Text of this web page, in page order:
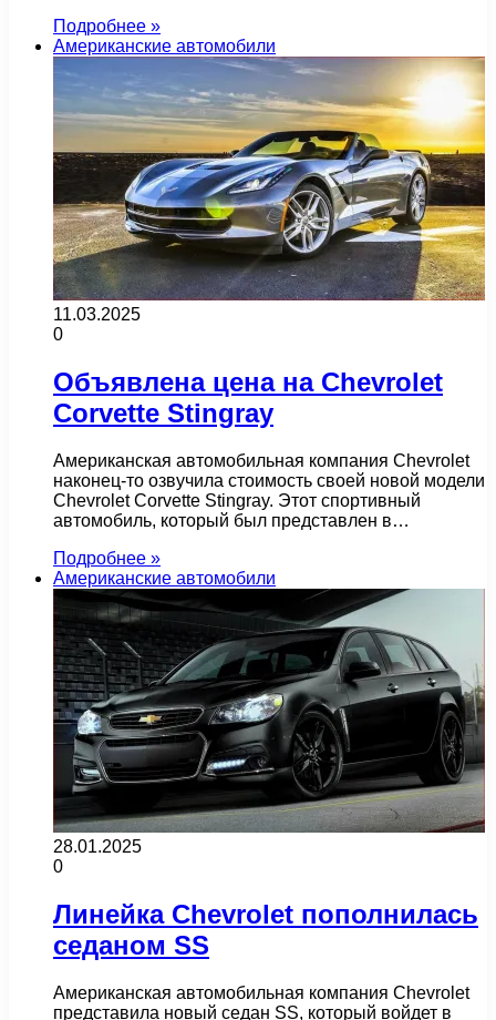
Подробнее »
Американские автомобили
11.03.2025
0
Объявлена цена на Chevrolet
Corvette Stingray
Американская автомобильная компания Chevrolet
наконец-то озвучила стоимость своей новой модели
Chevrolet Corvette Stingray. Этот спортивный
автомобиль, который был представлен в…
Подробнее »
Американские автомобили
28.01.2025
0
Линейка Chevrolet пополнилась
седаном SS
Американская автомобильная компания Chevrolet
представила новый седан SS, который войдет в